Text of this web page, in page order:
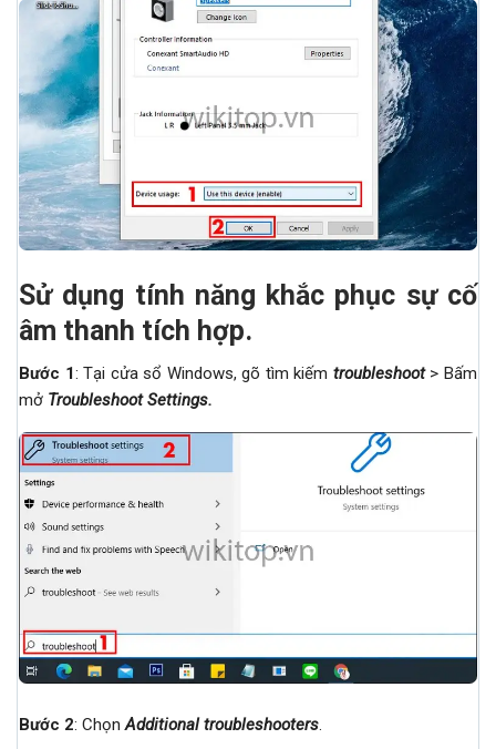
Sử dụng tính năng khắc phục sự cố
âm thanh tích hợp.
Bước 1: Tại cửa sổ Windows, gõ tìm kiếm troubleshoot > Bấm
mở Troubleshoot Settings.
Bước 2: ChọnAdditional troubleshooters.